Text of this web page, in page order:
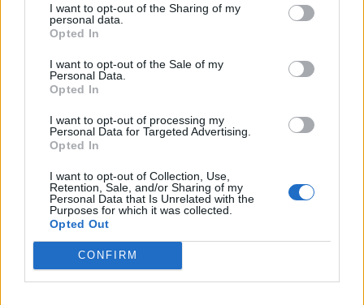
I want to opt-out of the Sharing of my
personal data.
Opted In
I want to opt-out of the Sale of my
Personal Data.
Opted In
I want to opt-out of processing my
Personal Data for Targeted Advertising.
Opted In
I want to opt-out of Collection, Use,
Retention, Sale, and/or Sharing of my
Personal Data that Is Unrelated with the
Purposes for which it was collected.
Opted Out
CONFIRM
Αναπνέεις; Κακό για τα κόκαλά σου
Νέα έρευνα λέει ότι το CO2 δεν καταστρέφει μόνο τον
πλανήτη, τρώει αργά και τα κόκαλά μας. Ωραία, τουλάχιστον
θα φύγουμε πιο ανάλαφροι.